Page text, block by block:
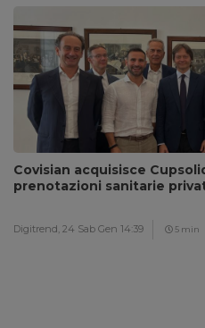
Covisian acquisisce
prenotazioni sanitarie
Digitrend, 24 Sab Gen 14:39 5 min